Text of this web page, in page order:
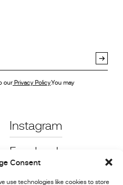
Consent
use technologies like cookies to store
our Privacy Policy.You may
Instagram
Facebook